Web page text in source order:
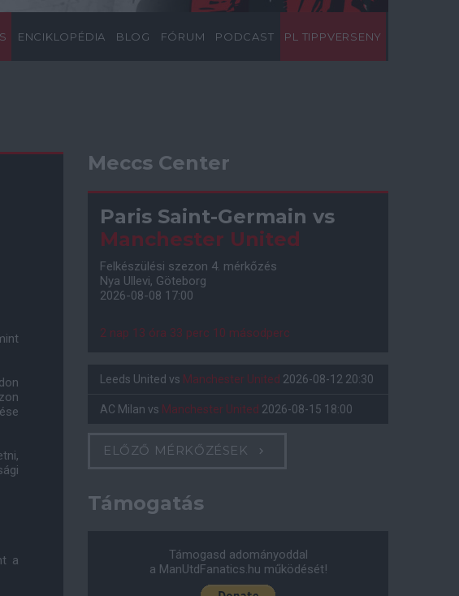
ENCIKLOPÉDIA BLOG FÓRUM PODCAST PL TIPPVERSENY
a
Meccs Center
Paris Saint-Germain vs
Manchester United
Felkészülési szezon 4. mérkőzés
Nya Ullevi, Göteborg
2026-08-08 17:00
2 nap 13 óra 33 perc 9 másodperc
Leeds United vs Manchester United 2026-08-12 20:30
AC Milan vs Manchester United 2026-08-15 18:00
ELŐZŐ MÉRKŐZÉSEK
Támogatás
Támogasd adományoddal
a ManUtdFanatics.hu működését!